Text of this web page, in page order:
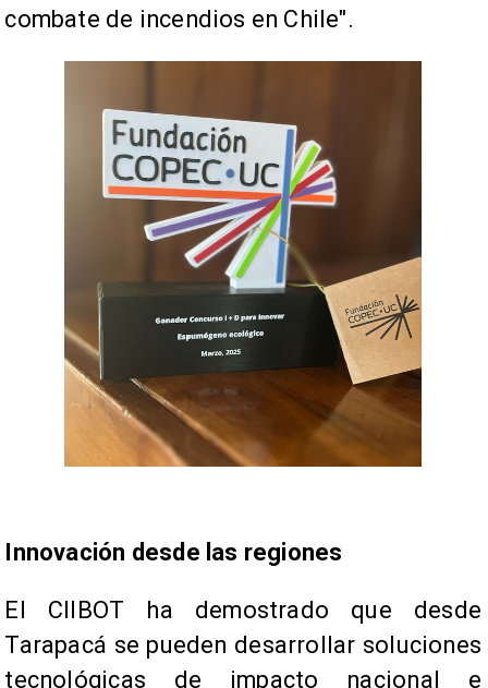
combate de incendios en Chile".​
Innovación desde las regiones
El CIIBOT ha demostrado que desde
Tarapacá se pueden desarrollar soluciones
tecnológicas de impacto nacional e